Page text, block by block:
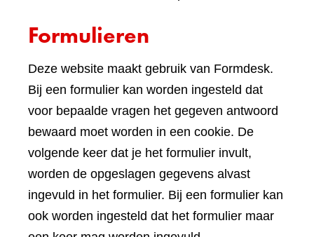
Formulieren
Deze website maakt gebruik van Formdesk.
Bij een formulier kan worden ingesteld dat
voor bepaalde vragen het gegeven antwoord
bewaard moet worden in een cookie. De
volgende keer dat je het formulier invult,
worden de opgeslagen gegevens alvast
ingevuld in het formulier. Bij een formulier kan
ook worden ingesteld dat het formulier maar